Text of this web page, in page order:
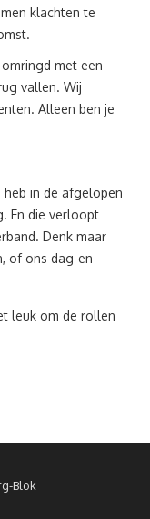
klachten te
met een
vallen. Wij
Alleen ben je
in de afgelopen
En die verloopt
Denk maar
of ons dag-en
leuk om de rollen
Blok